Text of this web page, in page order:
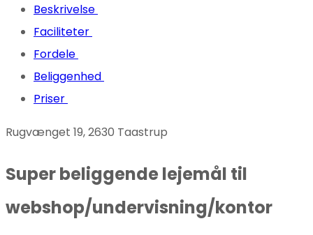
Beskrivelse
Faciliteter
Fordele
Beliggenhed
Priser
Rugvænget 19, 2630 Taastrup
Super beliggende lejemål til
webshop/undervisning/kontor